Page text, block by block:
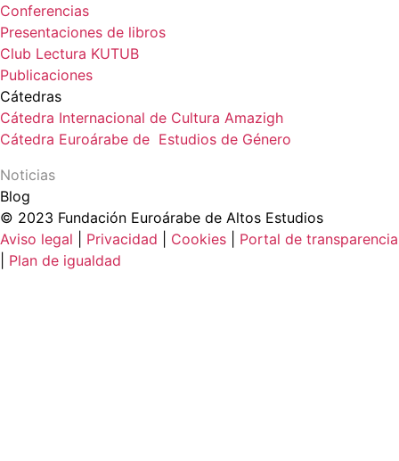
Conferencias
Presentaciones de libros
Club Lectura KUTUB
Publicaciones
Cátedras
Cátedra Internacional de Cultura Amazigh
Cátedra Euroárabe de Estudios de Género
Noticias
Blog
© 2023 Fundación Euroárabe de Altos Estudios
Aviso legal
Privacidad Cookies
Portal de transparencia
Plan de igualdad